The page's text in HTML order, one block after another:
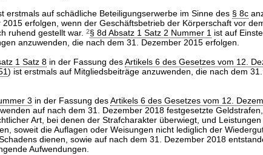
erstmals auf schädliche Beteiligungserwerbe im Sinne des § 8c
2015 erfolgen, wenn der Geschäftsbetrieb der Körperschaft vor
ruhend gestellt war. 2§ 8d Absatz 1 Satz 2 Nummer 1 ist auf
anzuwenden, die nach dem 31. Dezember 2015 erfolgen.
1 Satz 8 in der Fassung desArtikels 6 des Gesetzes vom 12.
) ist erstmals auf Mitgliedsbeiträge anzuwenden, die nach dem
3 in der Fassung desArtikels 6 des Gesetzes vom 12.
auf nach dem 31. Dezember 2018 festgesetzte
Art, bei denen der Strafcharakter überwiegt, und
soweit die Auflagen oder Weisungen nicht lediglich der
dienen, sowie auf nach dem 31. Dezember 2018
Aufwendungen.